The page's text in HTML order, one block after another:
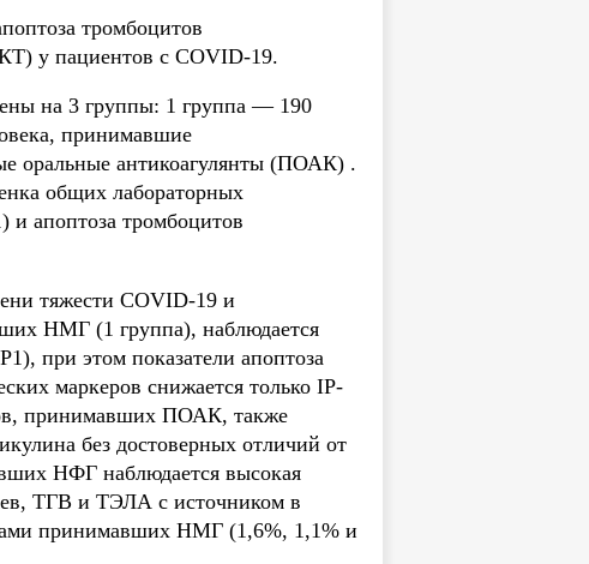
тромбоцитов
у пациентов с COVID-19.
на 3 группы: 1 группа — 190
принимавшие
оральные антикоагулянты (ПОАК) .
общих лабораторных
и апоптоза тромбоцитов
тяжести COVID-19 и
НМГ (1 группа), наблюдается
при этом показатели апоптоза
маркеров снижается только IP-
принимавших ПОАК, также
без достоверных отличий от
НФГ наблюдается высокая
ТГВ и ТЭЛА с источником в
принимавших НМГ (1,6%, 1,1% и